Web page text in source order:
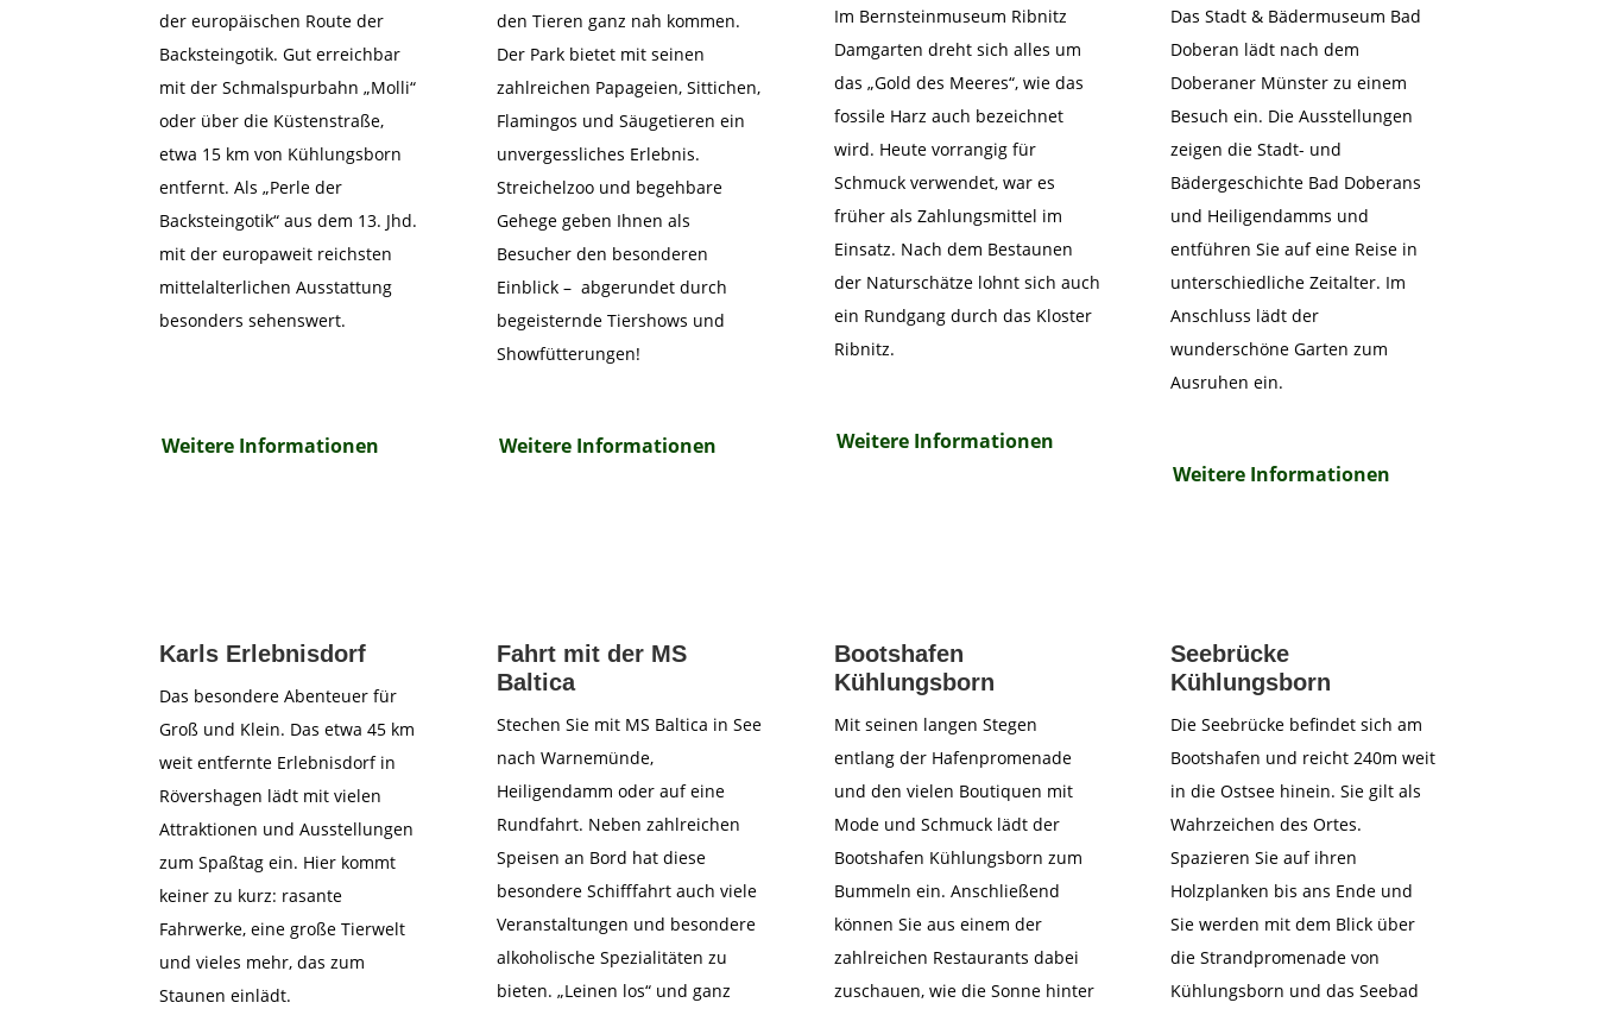
der europäischen Route der
Backsteingotik. Gut erreichbar
mit der Schmalspurbahn „Molli“
oder über die Küstenstraße,
etwa 15 km von Kühlungsborn
entfernt. Als „Perle der
Backsteingotik“ aus dem 13. Jhd.
mit der europaweit reichsten
mittelalterlichen Ausstattung
besonders sehenswert.
Weitere Informationen
den Tieren ganz nah kommen.
Der Park bietet mit seinen
zahlreichen Papageien, Sittichen,
Flamingos und Säugetieren ein
unvergessliches Erlebnis.
Streichelzoo und begehbare
Gehege geben Ihnen als
Besucher den besonderen
Einblick – abgerundet durch
begeisternde Tiershows und
Showfütterungen!
Weitere Informationen
Im Bernsteinmuseum Ribnitz
Damgarten dreht sich alles um
das „Gold des Meeres“, wie das
fossile Harz auch bezeichnet
wird. Heute vorrangig für
Schmuck verwendet, war es
früher als Zahlungsmittel im
Einsatz. Nach dem Bestaunen
der Naturschätze lohnt sich auch
ein Rundgang durch das Kloster
Ribnitz.
Weitere Informationen
Das Stadt & Bädermuseum Bad
Doberan lädt nach dem
Doberaner Münster zu einem
Besuch ein. Die Ausstellungen
zeigen die Stadt- und
Bädergeschichte Bad Doberans
und Heiligendamms und
entführen Sie auf eine Reise in
unterschiedliche Zeitalter. Im
Anschluss lädt der
wunderschöne Garten zum
Ausruhen ein.
Weitere Informationen
Karls Erlebnisdorf
Das besondere Abenteuer für
Groß und Klein. Das etwa 45 km
weit entfernte Erlebnisdorf in
Rövershagen lädt mit vielen
Attraktionen und Ausstellungen
zum Spaßtag ein. Hier kommt
keiner zu kurz: rasante
Fahrwerke, eine große Tierwelt
und vieles mehr, das zum
Staunen einlädt.
Fahrt mit der MS
Baltica
Stechen Sie mit MS Baltica in See
nach Warnemünde,
Heiligendamm oder auf eine
Rundfahrt. Neben zahlreichen
Speisen an Bord hat diese
besondere Schifffahrt auch viele
Veranstaltungen und besondere
alkoholische Spezialitäten zu
bieten. „Leinen los“ und ganz
Bootshafen
Kühlungsborn
Mit seinen langen Stegen
entlang der Hafenpromenade
und den vielen Boutiquen mit
Mode und Schmuck lädt der
Bootshafen Kühlungsborn zum
Bummeln ein. Anschließend
können Sie aus einem der
zahlreichen Restaurants dabei
zuschauen, wie die Sonne hinter
Seebrücke
Kühlungsborn
Die Seebrücke befindet sich am
Bootshafen und reicht 240m weit
in die Ostsee hinein. Sie gilt als
Wahrzeichen des Ortes.
Spazieren Sie auf ihren
Holzplanken bis ans Ende und
Sie werden mit dem Blick über
die Strandpromenade von
Kühlungsborn und das Seebad